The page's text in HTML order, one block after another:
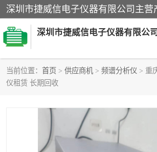
深圳市捷威信电子仪器有限公司
当前位置： 首页 > 供应商机 > 频谱分析仪 > 重
仪租赁 长期回收
探头
信号发生器 网络分
音频分析仪